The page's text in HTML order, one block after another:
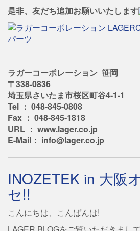
是非、友だち追加お願いいたします
ラガーコーポレーション 笹岡
〒338-0836
埼玉県さいたま市桜区町谷4-1-1
Tel ： 048-845-0808
Fax ： 048-845-1818
URL ： www.lager.co.jp
E-Mail： info@lager.co.jp
INOZETEK in 大阪
セ!!
こんにちは、こんばんは!